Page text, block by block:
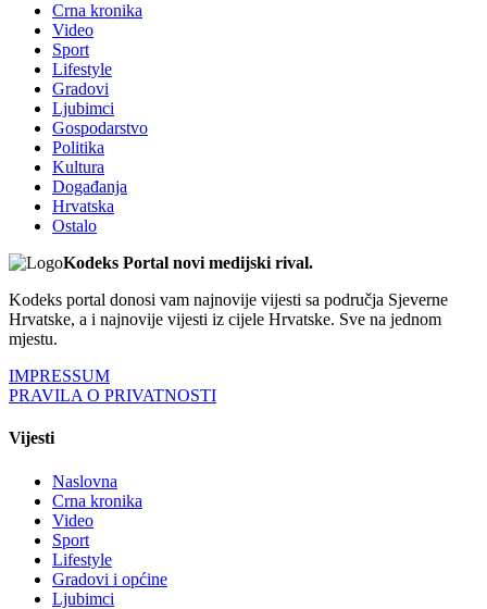
Crna kronika
Video
Sport
Lifestyle
Gradovi
Ljubimci
Gospodarstvo
Politika
Kultura
Događanja
Hrvatska
Ostalo
Kodeks Portal novi medijski rival.
Kodeks portal donosi vam najnovije vijesti sa područja Sjeverne
Hrvatske, a i najnovije vijesti iz cijele Hrvatske. Sve na jednom
mjestu.
IMPRESSUM
PRAVILA O PRIVATNOSTI
Vijesti
Naslovna
Crna kronika
Video
Sport
Lifestyle
Gradovi i općine
Ljubimci